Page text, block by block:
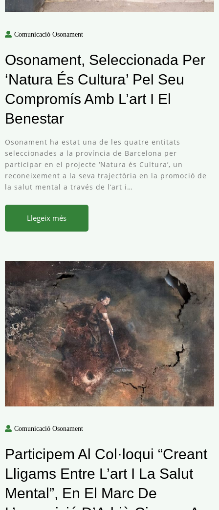
Comunicació Osonament
Osonament, Seleccionada Per
‘Natura És Cultura’ Pel Seu
Compromís Amb L’art I El
Benestar
Osonament ha estat una de les quatre entitats
seleccionades a la província de Barcelona per
participar en el projecte ‘Natura és Cultura’, un
reconeixement a la seva trajectòria en la promoció de
la salut mental a través de l’art i…
Llegeix més
Comunicació Osonament
Participem Al Col·loqui “Creant
Lligams Entre L’art I La Salut
Mental”, En El Marc De